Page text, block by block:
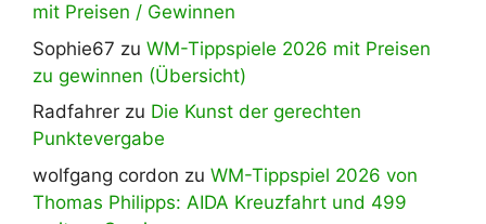
mit Preisen / Gewinnen
Sophie67 zu WM-Tippspiele 2026 mit Preisen
zu gewinnen (Übersicht)
Radfahrer zu Die Kunst der gerechten
Punktevergabe
wolfgang cordon zu WM-Tippspiel 2026 von
Thomas Philipps: AIDA Kreuzfahrt und 499